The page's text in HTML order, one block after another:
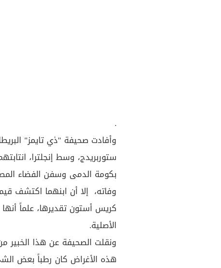
.
وأفادت صحيفة "ذي تايمز"
ستوربريدج، وسط إنجلترا،
بكومة الدمى وسفن الفضاء
وفاته، إلا أن ابنهما اكتشف
كريس أستون تقديرها، علماً
الأصلية.
ونقلت الصحيفة عن هذا الخبير
هذه الأغراض كان رطباً بعض